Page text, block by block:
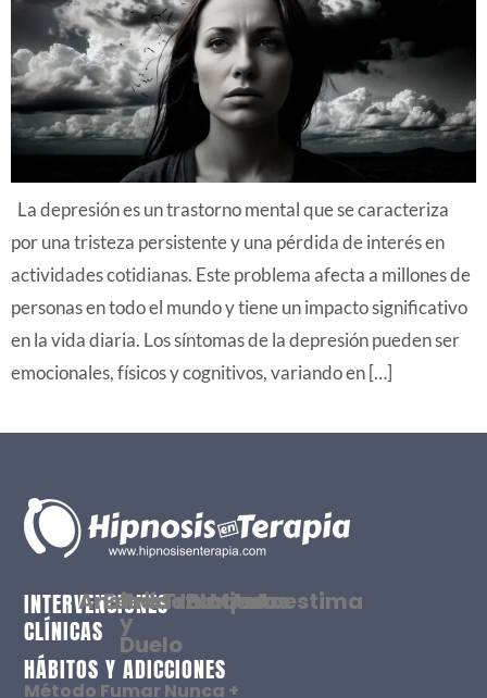
La depresión es un trastorno mental que se caracteriza
por una tristeza persistente y una pérdida de interés en
actividades cotidianas. Este problema afecta a millones de
personas en todo el mundo y tiene un impacto significativo
en la vida diaria. Los síntomas de la depresión pueden ser
emocionales, físicos y cognitivos, variando en […]
INTERVENCIONES
CLÍNICAS
Ansiedad
Estrés
Tristeza
y
Duelo
Traumas
Bloqueos
Miedos
Autoestima
HÁBITOS Y ADICCIONES
Método Fumar Nunca +